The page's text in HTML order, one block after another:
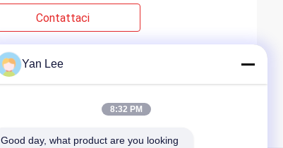
Contattaci
Yan Lee
8:32 PM
Good day, what product are you looking